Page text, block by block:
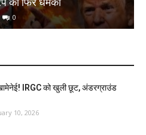
0
IRGC को खुली छूट, अंडरग्राउंड
10, 2026